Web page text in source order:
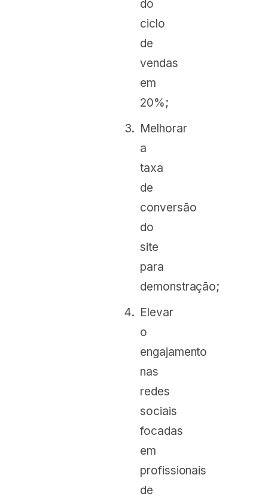
do
ciclo
de
vendas
em
20%;
Melhorar
a
taxa
de
conversão
do
site
para
demonstração;
Elevar
o
engajamento
nas
redes
sociais
focadas
em
profissionais
de